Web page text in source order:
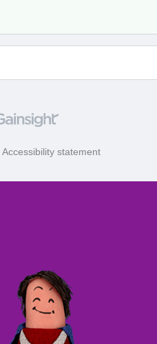
Accessibility statement